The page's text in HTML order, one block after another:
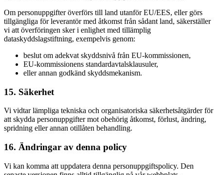
Om personuppgifter överförs till land utanför EU/EES, eller görs
tillgängliga för leverantör med åtkomst från sådant land, säkerställer
vi att överföringen sker i enlighet med tillämplig
dataskyddslagstiftning, exempelvis genom:
beslut om adekvat skyddsnivå från EU-kommissionen,
EU-kommissionens standardavtalsklausuler,
eller annan godkänd skyddsmekanism.
15. Säkerhet
Vi vidtar lämpliga tekniska och organisatoriska säkerhetsåtgärder för
att skydda personuppgifter mot obehörig åtkomst, förlust, ändring,
spridning eller annan otillåten behandling.
16. Ändringar av denna policy
Vi kan komma att uppdatera denna personuppgiftspolicy. Den